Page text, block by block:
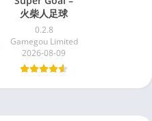
火柴人足球
0.2.8
Gamegou Limited
2026-08-09